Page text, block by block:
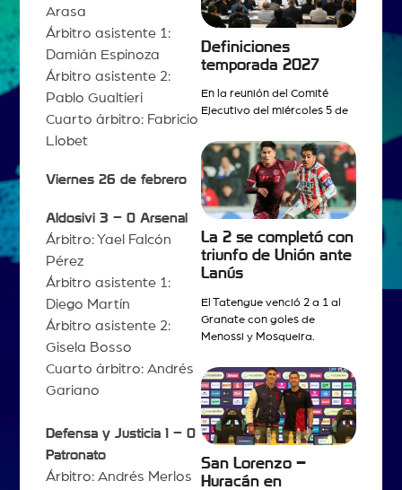
Arasa
Árbitro asistente 1:
Damián Espinoza
Árbitro asistente 2:
Pablo Gualtieri
Cuarto árbitro: Fabricio
Llobet
Viernes 26 de febrero
Aldosivi 3 – 0 Arsenal
Árbitro: Yael Falcón
Pérez
Árbitro asistente 1:
Diego Martín
Árbitro asistente 2:
Gisela Bosso
Cuarto árbitro: Andrés
Gariano
Defensa y Justicia 1 – 0
Patronato
Árbitro: Andrés Merlos
Definiciones
temporada 2027
En la reunión del Comité
Ejecutivo del miércoles 5 de
La 2 se completó con
triunfo de Unión ante
Lanús
El Tatengue venció 2 a 1 al
Granate con goles de
Menossi y Mosqueira.
San Lorenzo –
Huracán en